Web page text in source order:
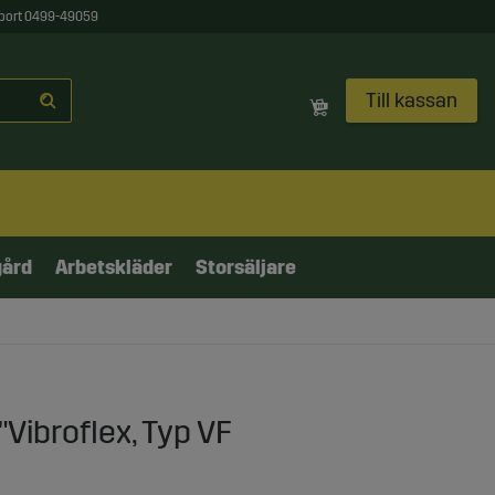
0499-49059
Till kassan
Arbetskläder Storsäljare
Typ VF